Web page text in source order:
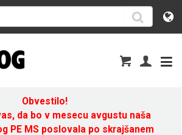
Obvestilo!
da bo v mesecu avgustu naša
PE MS poslovala po skrajšanem